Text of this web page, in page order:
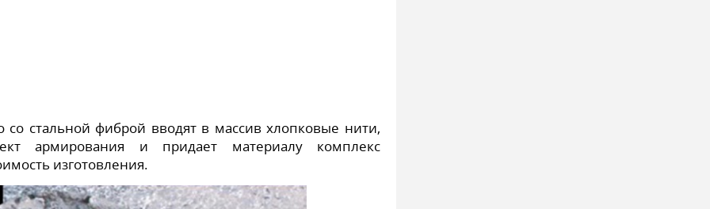
стальной фиброй вводят в массив хлопковые нити,
армирования и придает материалу комплекс
изготовления.